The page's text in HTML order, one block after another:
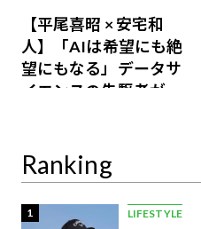
【平尾喜昭 × 安宅和
人】「AIは希望にも絶
望にもなる」データサ
イエンスの先駆者が語
Ranking
1 LIFESTYLE